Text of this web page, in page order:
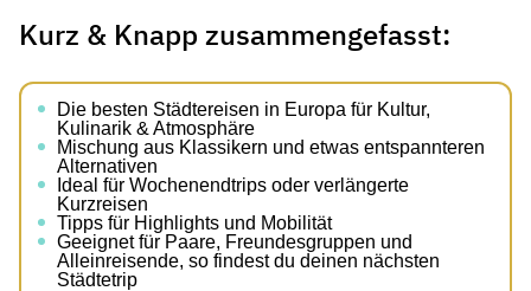
Kurz & Knapp zusammengefasst:
Die besten Städtereisen in Europa für Kultur,
Kulinarik & Atmosphäre
Mischung aus Klassikern und etwas entspannteren
Alternativen
Ideal für Wochenendtrips oder verlängerte
Kurzreisen
Tipps für Highlights und Mobilität
Geeignet für Paare, Freundesgruppen und
Alleinreisende, so findest du deinen nächsten
Städtetrip